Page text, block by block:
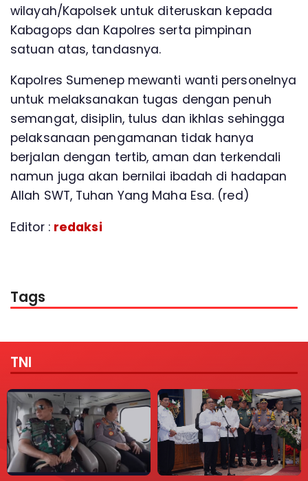
wilayah/Kapolsek untuk diteruskan kepada
Kabagops dan Kapolres serta pimpinan
satuan atas, tandasnya.
Kapolres Sumenep mewanti wanti personelnya
untuk melaksanakan tugas dengan penuh
semangat, disiplin, tulus dan ikhlas sehingga
pelaksanaan pengamanan tidak hanya
berjalan dengan tertib, aman dan terkendali
namun juga akan bernilai ibadah di hadapan
Allah SWT, Tuhan Yang Maha Esa. (red)
Editor : redaksi
Tags
TNI